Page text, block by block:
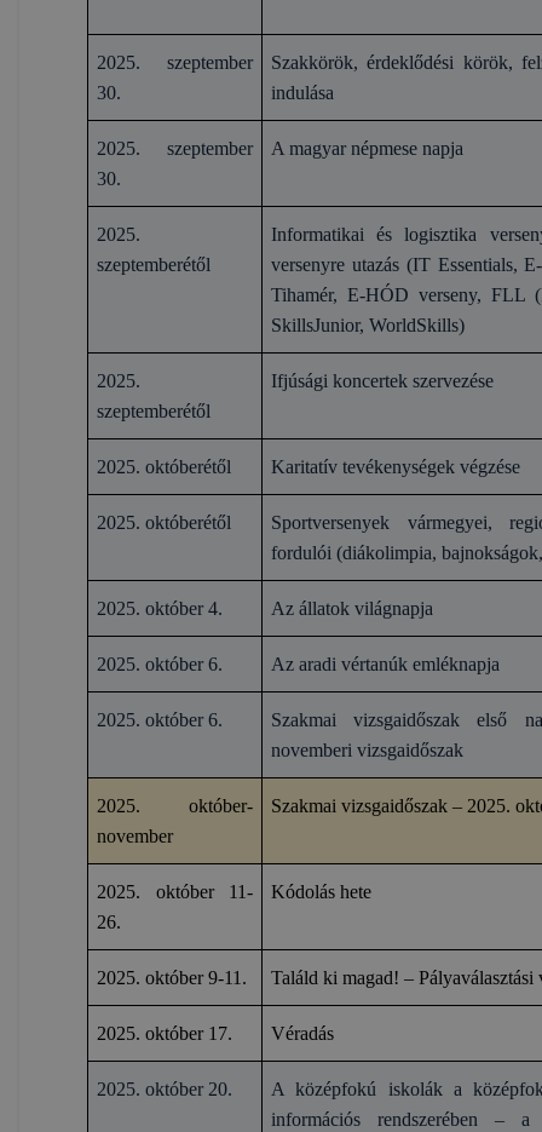
2025. szeptember
30.
Szakkörök, érdeklődési körök,
indulása
2025. szeptember
30.
A magyar népmese napja
2025.
szeptemberétől
Informatikai és logisztika
versenyre utazás (IT Essentials,
Tihamér, E-HÓD verseny, FLL
SkillsJunior, WorldSkills)
2025.
szeptemberétől
Ifjúsági koncertek szervezése
2025. októberétől Karitatív tevékenységek végzése
2025. októberétől
Sportversenyek vármegyei,
fordulói (diákolimpia,
2025. október 4. Az állatok világnapja
2025. október 6. Az aradi vértanúk emléknapja
2025. október 6.
Szakmai vizsgaidőszak első
novemberi vizsgaidőszak
2025. október-
november
Szakmai vizsgaidőszak – 2025.
2025. október 11-
26.
Kódolás hete
2025. október 9-11. Találd ki magad! –
2025. október 17. Véradás
2025. október 20.
A középfokú iskolák a
információs rendszerében –